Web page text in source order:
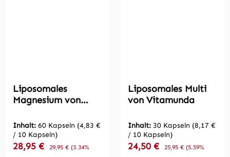
Liposomales
Magnesium von
Inhalt: 60 Kapseln (4,83 €
/ 10 Kapseln)
Verkaufspreis:
28,95 € Regulärer Preis:
29,95 € (3.34%
Liposomales Multi
von Vitamunda
Inhalt: 30 Kapseln (8,17 €
/ 10 Kapseln)
Verkaufspreis:
24,50 € Regulärer Preis:
25,95 € (5.59%